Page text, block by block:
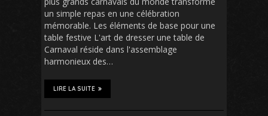
un simple repas en une célébration
mémorable. Les éléments de base pour une
table festive L'art de dresser une table de
Carnaval réside dans l'assemblage
harmonieux des…
LIRE LA SUITE